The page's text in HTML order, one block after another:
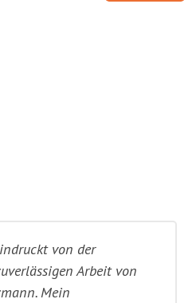
von der
Arbeit von
Mein